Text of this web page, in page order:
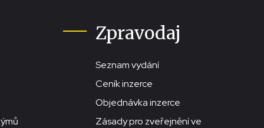
Zpravodaj
Seznam vydání
Ceník inzerce
Objednávka inzerce
Zásady pro zveřejnění ve